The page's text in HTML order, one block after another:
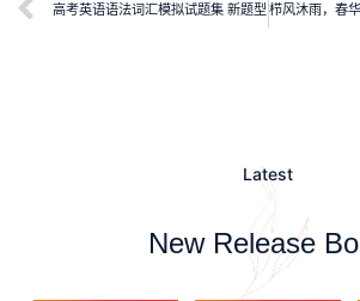
高考英语语法词汇模拟试题集 新题型
Latest
New Release